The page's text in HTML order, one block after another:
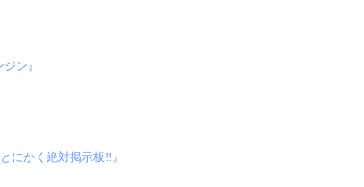
ン』
にかく絶対掲示板!!』